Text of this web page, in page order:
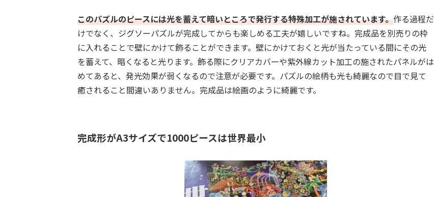
このパズルのピースには光を蓄えて暗いところで発行する特殊加工が施されています。作る過程だ
けでなく、ジグソーパズルが完成してからも楽しめる工夫が嬉しいですね。完成品を別売りの枠
に入れることで壁にかけて飾ることができます。壁にかけておくと光が当たっている間にその光
を蓄えて、暗くなると光ります。飾る際にクリアカバーや紫外線カット加工の施されたパネルがは
めてあると、発光効果が弱くなるので注意が必要です。パズルの絵柄も光も綺麗なので目で見て
癒されること間違いありません。完成品は絵画のように綺麗です。
完成形がA3サイズで1000ピースは世界最小